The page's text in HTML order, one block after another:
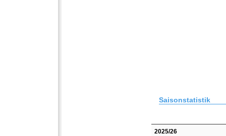
Saisonstatistik
2025/26